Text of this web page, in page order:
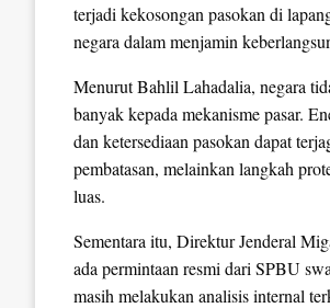
terjadi kekosongan pasokan di
negara dalam menjamin
Menurut Bahlil Lahadalia, negara
banyak kepada mekanisme pasar.
dan ketersediaan pasokan dapat
pembatasan, melainkan langkah
luas.
Sementara itu, Direktur Jenderal
ada permintaan resmi dari SPBU
masih melakukan analisis internal